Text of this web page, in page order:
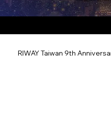
RIWAY Taiwan 9th